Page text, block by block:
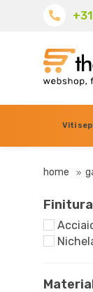
Viti
home
Finitura